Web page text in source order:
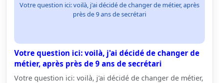
Votre question ici: voilà, j'ai décidé de changer de métier, après
près de 9 ans de secrétari
Votre question ici: voilà, j'ai décidé de changer de
métier, après près de 9 ans de secrétari
Votre question ici: voilà, j'ai décidé de changer de métier,